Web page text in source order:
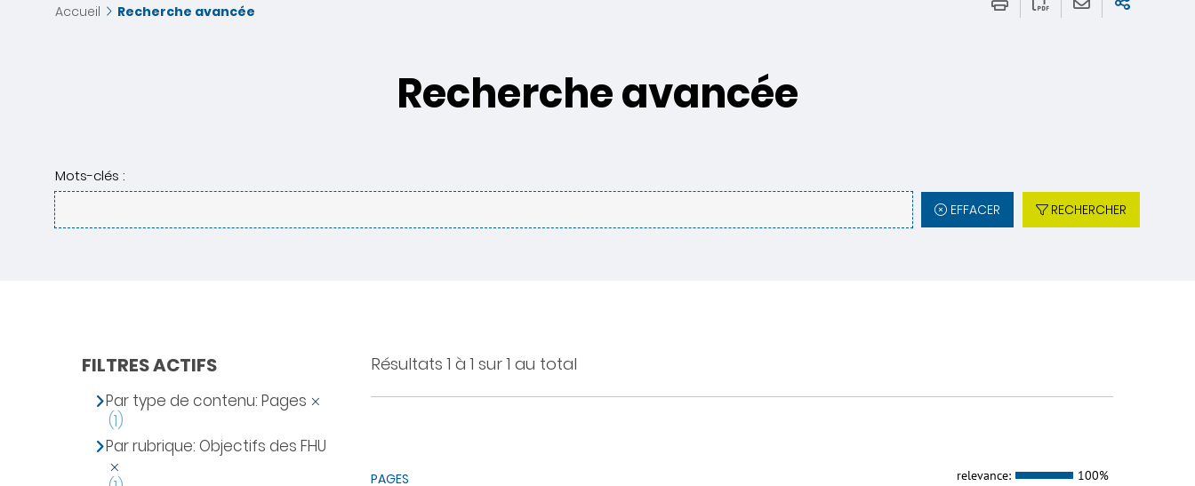
Accueil Recherche avancée
Recherche avancée
Mots-clés :
EFFACER RECHERCHER
Résultats 1 à 1 sur 1 au total
PAGES relevance: 100%
FILTRES ACTIFS
Par type de contenu: Pages
(1)
Par rubrique: Objectifs des FHU